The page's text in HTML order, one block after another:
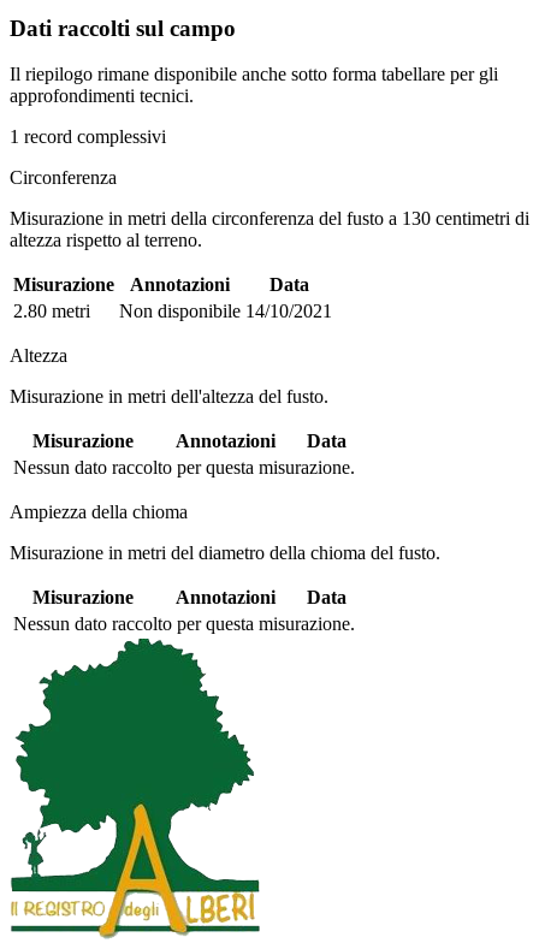
Dati raccolti sul campo
Il riepilogo rimane disponibile anche sotto forma tabellare per gli
approfondimenti tecnici.
1 record complessivi
Circonferenza
Misurazione in metri della circonferenza del fusto a 130 centimetri di
altezza rispetto al terreno.
Misurazione Annotazioni
Data
2.80 metri
Non disponibile 14/10/2021
Altezza
Misurazione in metri dell'altezza del fusto.
Misurazione Annotazioni
Data
Nessun dato raccolto per questa misurazione.
Ampiezza della chioma
Misurazione in metri del diametro della chioma del fusto.
Misurazione Annotazioni
Data
Nessun dato raccolto per questa misurazione.